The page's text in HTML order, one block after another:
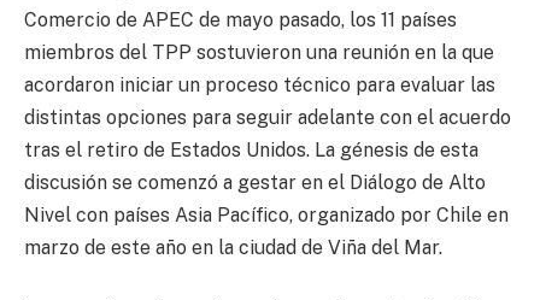
Comercio de APEC de mayo pasado, los 11 países
miembros del TPP sostuvieron una reunión en la que
acordaron iniciar un proceso técnico para evaluar las
distintas opciones para seguir adelante con el acuerdo
tras el retiro de Estados Unidos. La génesis de esta
discusión se comenzó a gestar en el Diálogo de Alto
Nivel con países Asia Pacífico, organizado por Chile en
marzo de este año en la ciudad de Viña del Mar.